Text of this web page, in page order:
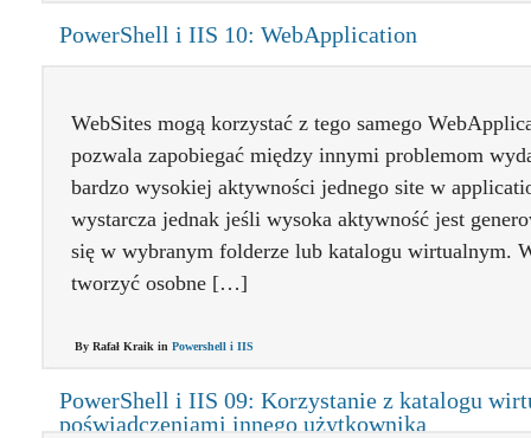
PowerShell i IIS 10: WebApplication
WebSites mogą korzystać z tego samego
pozwala zapobiegać między innymi problemom
bardzo wysokiej aktywności jednego site w
wystarcza jednak jeśli wysoka aktywność jest
się w wybranym folderze lub katalogu wirtualnym.
tworzyć osobne […]
By Rafał Kraik in Powershell i IIS
PowerShell i IIS 09: Korzystanie z katalogu
poświadczeniami innego użytkownika